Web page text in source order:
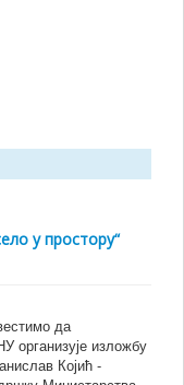
у простору“
да
организује изложбу
Којић -